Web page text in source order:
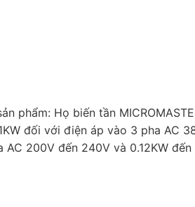
phẩm: Họ biến tần
đối với điện áp vào 3 pha AC
200V đến 240V và 0.12KW